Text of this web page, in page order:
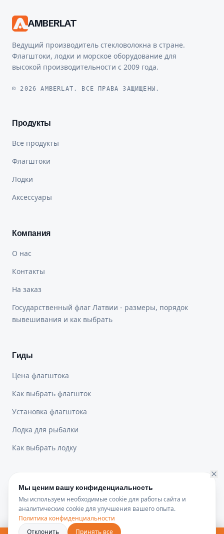
AMBERLAT
Ведущий производитель стекловолокна в стране.
Флагштоки, лодки и морское оборудование для
высокой производительности с 2009 года.
© 2026 AMBERLAT. ВСЕ ПРАВА ЗАЩИЩЕНЫ.
Продукты
Все продукты
Флагштоки
Лодки
Аксессуары
Компания
О нас
Контакты
На заказ
Государственный флаг Латвии - размеры, порядок
вывешивания и как выбрать
Гиды
Цена флагштока
Как выбрать флагшток
Установка флагштока
Лодка для рыбалки
Как выбрать лодку
Юридическая информация
Политика конфиденциальности
Доставка и возврат
Мы ценим вашу конфиденциальность
Мы используем необходимые cookie для работы сайта и
аналитические cookie для улучшения вашего опыта.
Политика конфиденциальности
Отклонить
Принять все